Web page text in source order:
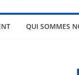
QUI SOMMES